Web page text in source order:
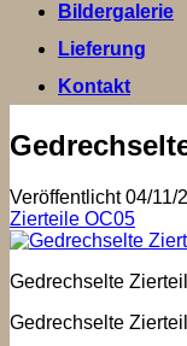
Bildergalerie
Lieferung
Kontakt
Veröffentlicht04/11/
Zierteile OC05
Gedrechselte
Gedrechselte